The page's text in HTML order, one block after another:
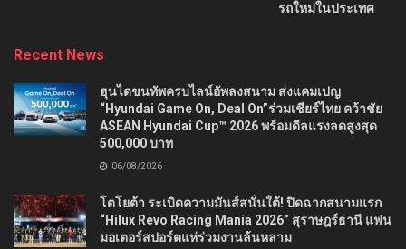
รถใหม่ในประเทศ
Recent News
ฮุนไดขนทัพครบไลน์อัพลงสนาม ส่งแคมเปญ
“Hyundai Game On, Deal On”ร่วมเชียร์ไทย คว้าชัย
ASEAN Hyundai Cup™ 2026 พร้อมดีลแรงลดสูงสุด
500,000 บาท
06/08/2026
โตโยต้า ระเบิดความมันส์สนั่นใต้! ปิดฉากสนามแรก
“Hilux Revo Racing Mania 2026” สุราษฎร์ธานี แฟน
มอเตอร์สปอร์ตแห่ร่วมงานล้นหลาม